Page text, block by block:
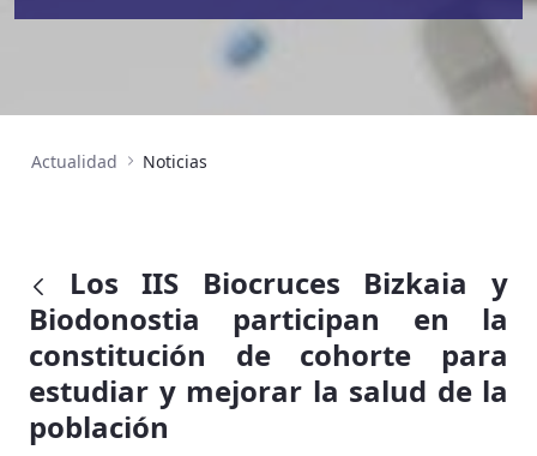
Actualidad Noticias
Los IIS Biocruces Bizkaia y
Biodonostia participan en la
constitución de cohorte para
estudiar y mejorar la salud de la
población